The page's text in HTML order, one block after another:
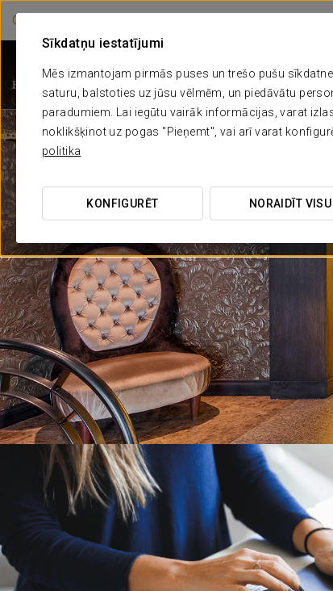
Sīkdatņu iestatījumi
Mēs izmantojam pirmās puses un trešo pušu
saturu, balstoties uz jūsu vēlmēm, un piedāvātu
paradumiem. Lai iegūtu vairāk informācijas, varat
noklikšķinot uz pogas "Pieņemt", vai arī varat
politika
KONFIGURĒT NORAIDĪT VISU
OFICIĀLĀ MĀJAS LAPA
EUROSTARS
Rīga